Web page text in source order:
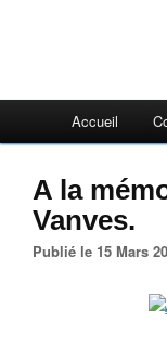
Accueil
A la
Vanves.
Publié le 15 Mars